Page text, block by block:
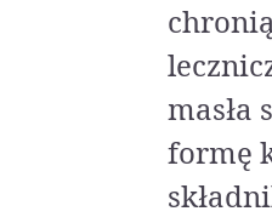
masła
formę